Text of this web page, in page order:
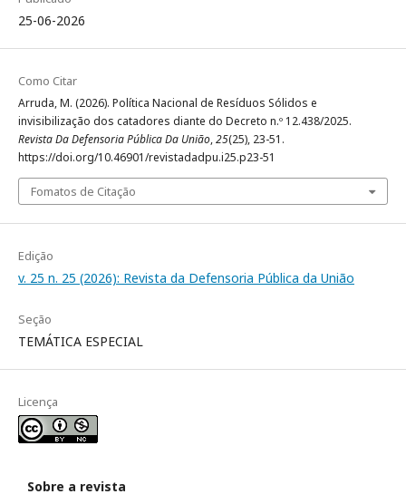
25-06-2026
Como Citar
Arruda, M. (2026). Política Nacional de Resíduos Sólidos e
invisibilização dos catadores diante do Decreto n.º 12.438/2025.
Revista Da Defensoria Pública Da União,25(25), 23-51.
https://doi.org/10.46901/revistadadpu.i25.p23-51
Fomatos de Citação
Edição
v. 25 n. 25 (2026): Revista da Defensoria Pública da União
Seção
TEMÁTICA ESPECIAL
Licença
Sobre a revista